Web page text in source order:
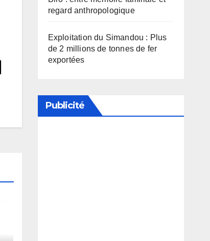
regard anthropologique
Exploitation du Simandou : Plus
de 2 millions de tonnes de fer
exportées
Publicité